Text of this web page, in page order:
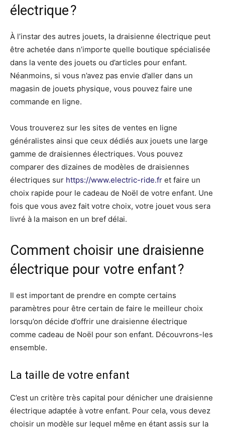
électrique ?
À l’instar des autres jouets, la draisienne électrique peut
être achetée dans n’importe quelle boutique spécialisée
dans la vente des jouets ou d’articles pour enfant.
Néanmoins, si vous n’avez pas envie d’aller dans un
magasin de jouets physique, vous pouvez faire une
commande en ligne.
Vous trouverez sur les sites de ventes en ligne
généralistes ainsi que ceux dédiés aux jouets une large
gamme de draisiennes électriques. Vous pouvez
comparer des dizaines de modèles de draisiennes
électriques sur https://www.electric-ride.fr et faire un
choix rapide pour le cadeau de Noël de votre enfant. Une
fois que vous avez fait votre choix, votre jouet vous sera
livré à la maison en un bref délai.
Comment choisir une draisienne
électrique pour votre enfant ?
Il est important de prendre en compte certains
paramètres pour être certain de faire le meilleur choix
lorsqu’on décide d’offrir une draisienne électrique
comme cadeau de Noël pour son enfant. Découvrons-les
ensemble.
La taille de votre enfant
C’est un critère très capital pour dénicher une draisienne
électrique adaptée à votre enfant. Pour cela, vous devez
choisir un modèle sur lequel même en étant assis sur la